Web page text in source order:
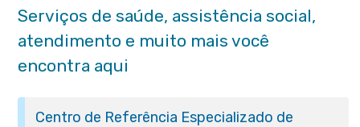
Serviços de saúde, assistência social,
atendimento e muito mais você
encontra aqui
Centro de Referência Especializado de